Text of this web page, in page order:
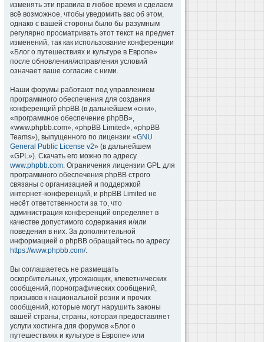
изменять эти правила в любое время и сделаем
всё возможное, чтобы уведомить вас об этом,
однако с вашей стороны было бы разумным
регулярно просматривать этот текст на предмет
изменений, так как использование конференции
«Блог о путешествиях и культуре в Европе»
после обновления/исправления условий
означает ваше согласие с ними.
Наши форумы работают под управлением
программного обеспечения для создания
конференций phpBB (в дальнейшем «они»,
«программное обеспечение phpBB»,
«www.phpbb.com», «phpBB Limited», «phpBB
Teams»), выпущенного по лицензии «GNU
General Public License v2» (в дальнейшем
«GPL»). Скачать его можно по адресу
www.phpbb.com. Ограничения лицензии GPL для
программного обеспечения phpBB строго
связаны с организацией и поддержкой
интернет-конференций, и phpBB Limited не
несёт ответственности за то, что
администрация конференций определяет в
качестве допустимого содержания и/или
поведения в них. За дополнительной
информацией о phpBB обращайтесь по адресу
https://www.phpbb.com/.
Вы соглашаетесь не размещать
оскорбительных, угрожающих, клеветнических
сообщений, порнографических сообщений,
призывов к национальной розни и прочих
сообщений, которые могут нарушить законы
вашей страны, страны, которая предоставляет
услуги хостинга для форумов «Блог о
путешествиях и культуре в Европе» или